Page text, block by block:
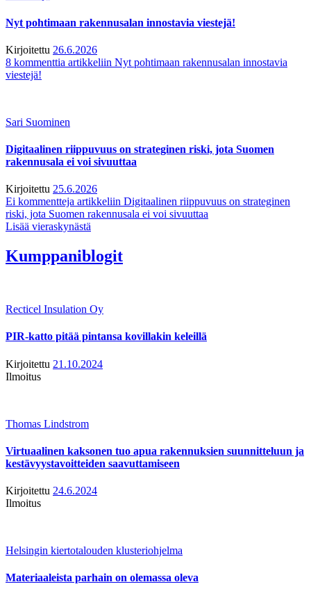
Nyt pohtimaan rakennusalan innostavia viestejä!
Kirjoitettu 26.6.2026
8 kommenttia artikkeliin Nyt pohtimaan rakennusalan innostavia
viestejä!
Sari Suominen
Digitaalinen riippuvuus on strateginen riski, jota Suomen
rakennusala ei voi sivuuttaa
Kirjoitettu 25.6.2026
Ei kommentteja artikkeliin Digitaalinen riippuvuus on strateginen
riski, jota Suomen rakennusala ei voi sivuuttaa
Lisää vieraskynästä
Kumppaniblogit
Recticel Insulation Oy
PIR-katto pitää pintansa kovillakin keleillä
Kirjoitettu 21.10.2024
Ilmoitus
Thomas Lindstrom
Virtuaalinen kaksonen tuo apua rakennuksien suunnitteluun ja
kestävyystavoitteiden saavuttamiseen
Kirjoitettu 24.6.2024
Ilmoitus
Helsingin kiertotalouden klusteriohjelma
Materiaaleista parhain on olemassa oleva